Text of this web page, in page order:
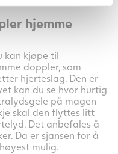
hjemme
kan kjøpe til
doppler, som
hjerteslag. Den er
kan du se hvor hurtig
på magen
skal den flyttes litt
Det anbefales å
Da er sjansen for å
mulig.